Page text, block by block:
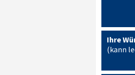
Ihre
(kann